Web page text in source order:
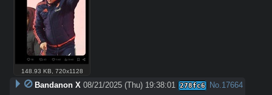
148.93 KB 720x1128
Bandanon X 08/21/2025 (Thu) 19:38:01 278fc6 No.17664